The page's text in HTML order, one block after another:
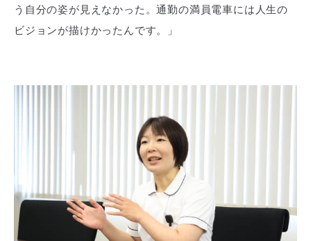
う自分の姿が見えなかった。通勤の満員電車には人生の
ビジョンが描けかったんです。」